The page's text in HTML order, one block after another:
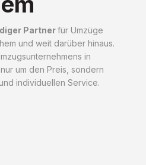
Partnerfür Umzüge
und weit darüber hinaus.
in
um den Preis, sondern
individuellen Service.